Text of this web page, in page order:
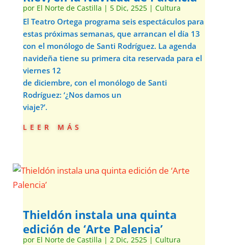
por El Norte de Castilla | 5 Dic, 2525| Cultura
El Teatro Ortega programa seis espectáculos para
estas próximas semanas, que arrancan el día 13
con el monólogo de Santi Rodríguez. La agenda
navideña tiene su primera cita reservada para el
viernes 12
de diciembre, con el monólogo de Santi
Rodríguez: ‘¿Nos damos un
viaje?’.
leer más
Thieldón instala una quinta
edición de ‘Arte Palencia’
por El Norte de Castilla | 2 Dic, 2525| Cultura